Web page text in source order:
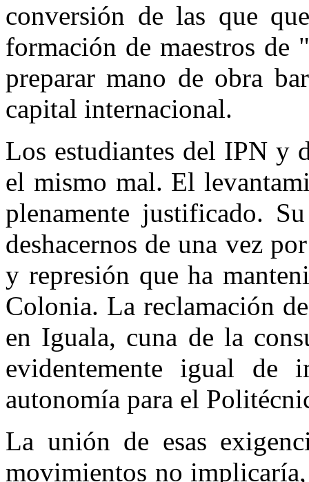
conversión de las que
formación de maestros de
preparar mano de obra
capital internacional.
Los estudiantes del IPN y
el mismo mal. El
plenamente justificado.
deshacernos de una vez
y represión que ha
Colonia. La reclamación
en Iguala, cuna de la
evidentemente igual de
autonomía para el
La unión de esas
movimientos no